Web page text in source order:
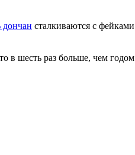
дончан сталкиваются с
в шесть раз больше, чем годом